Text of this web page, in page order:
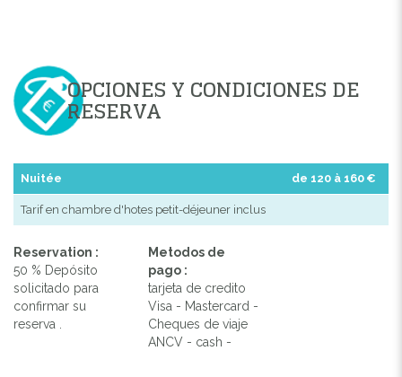
OPCIONES Y CONDICIONES DE
RESERVA
Nuitée de 120 à 160 €
Tarif en chambre d'hotes petit-déjeuner inclus
Reservation :
50 % Depósito
solicitado para
confirmar su
reserva .
Metodos de
pago :
tarjeta de credito
Visa - Mastercard -
Cheques de viaje
ANCV - cash -